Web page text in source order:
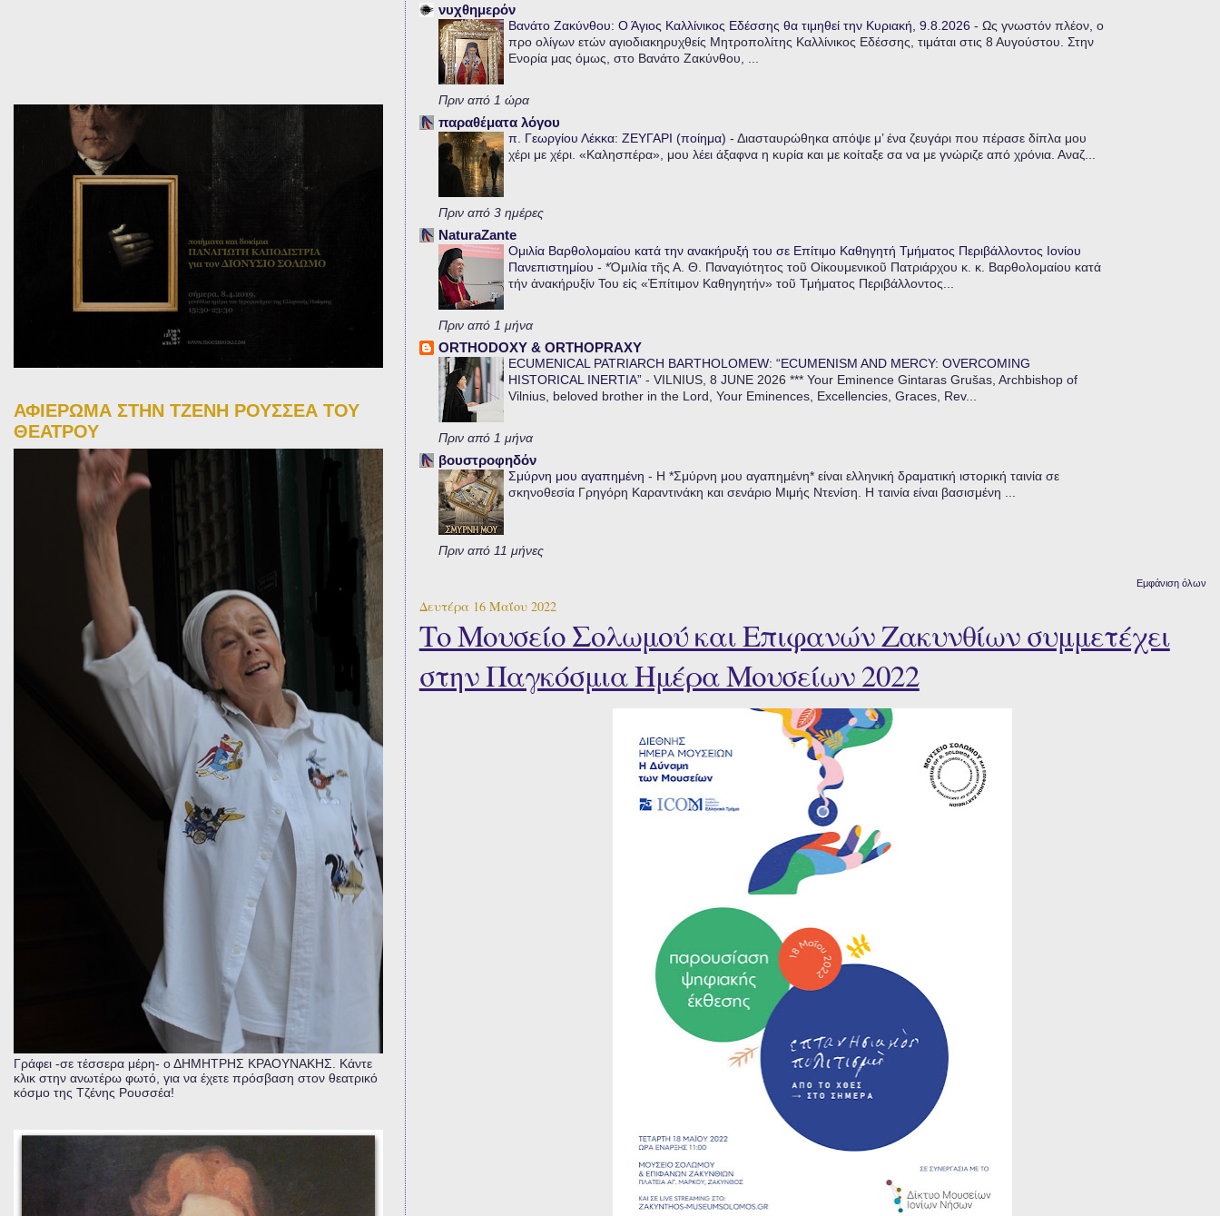
νυχθημερόν
Βανάτο Ζακύνθου: Ο Άγιος Καλλίνικος Εδέσσης θα τιμηθεί την Κυριακή, 9.8.2026 - Ως γνωστόν πλέον, ο
προ ολίγων ετών αγιοδιακηρυχθείς Μητροπολίτης Καλλίνικος Εδέσσης, τιμάται στις 8 Αυγούστου. Στην
Ενορία μας όμως, στο Βανάτο Ζακύνθου, ...
Πριν από 1 ώρα
παραθέματα λόγου
π. Γεωργίου Λέκκα: ΖΕΥΓΑΡΙ (ποίημα) - Διασταυρώθηκα απόψε μ’ ένα ζευγάρι που πέρασε δίπλα μου
χέρι με χέρι. «Καλησπέρα», μου λέει άξαφνα η κυρία και με κοίταξε σα να με γνώριζε από χρόνια. Αναζ...
Πριν από 3 ημέρες
NaturaZante
Ομιλία Βαρθολομαίου κατά την ανακήρυξή του σε Επίτιμο Καθηγητή Τμήματος Περιβάλλοντος Ιονίου
Πανεπιστημίου - *Ὁμιλία τῆς Α. Θ. Παναγιότητος τοῦ Οἰκουμενικοῦ Πατριάρχου κ. κ. Βαρθολομαίου κατά
τήν ἀνακήρυξίν Του εἰς «Ἐπίτιμον Καθηγητήν» τοῦ Τμήματος Περιβάλλοντος...
Πριν από 1 μήνα
ORTHODOXY & ORTHOPRAXY
ECUMENICAL PATRIARCH BARTHOLOMEW: “ECUMENISM AND MERCY: OVERCOMING
HISTORICAL INERTIA” - VILNIUS, 8 JUNE 2026 *** Your Eminence Gintaras Grušas, Archbishop of
Vilnius, beloved brother in the Lord, Your Eminences, Excellencies, Graces, Rev...
Πριν από 1 μήνα
βουστροφηδόν
Σμύρνη μου αγαπημένη - Η *Σμύρνη μου αγαπημένη* είναι ελληνική δραματική ιστορική ταινία σε
σκηνοθεσία Γρηγόρη Καραντινάκη και σενάριο Μιμής Ντενίση. Η ταινία είναι βασισμένη ...
Πριν από 11 μήνες
Εμφάνιση όλων
Δευτέρα 16 Μαΐου 2022
Το Μουσείο Σολωμού και Επιφανών Ζακυνθίων συμμετέχει
στην Παγκόσμια Ημέρα Μουσείων 2022
ΑΦΙΕΡΩΜΑ ΣΤΗΝ ΤΖΕΝΗ ΡΟΥΣΣΕΑ ΤΟΥ
ΘΕΑΤΡΟΥ
Γράφει -σε τέσσερα μέρη- ο ΔΗΜΗΤΡΗΣ ΚΡΑΟΥΝΑΚΗΣ. Κάντε
κλικ στην ανωτέρω φωτό, για να έχετε πρόσβαση στον θεατρικό
κόσμο της Τζένης Ρουσσέα!